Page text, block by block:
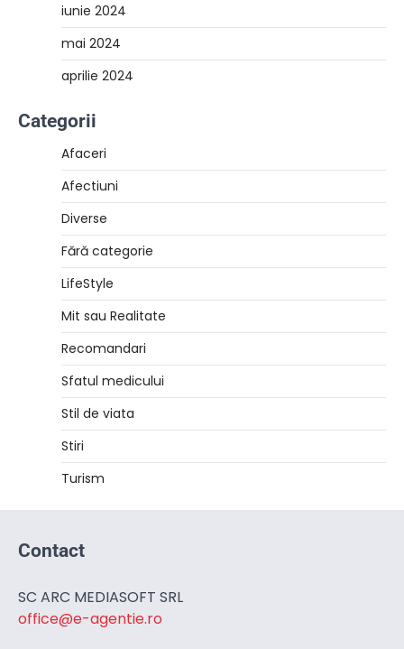
iunie 2024
mai 2024
aprilie 2024
Categorii
Afaceri
Afectiuni
Diverse
Fără categorie
LifeStyle
Mit sau Realitate
Recomandari
Sfatul medicului
Stil de viata
Stiri
Turism
Contact
SC ARC MEDIASOFT SRL
office@e-agentie.ro